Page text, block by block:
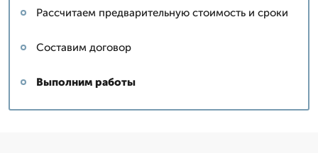
Рассчитаем предварительную стоимость и сроки
Составим договор
Выполним работы